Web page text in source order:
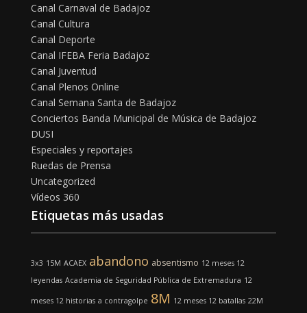
Canal Carnaval de Badajoz
Canal Cultura
Canal Deporte
Canal IFEBA Feria Badajoz
Canal Juventud
Canal Plenos Online
Canal Semana Santa de Badajoz
Conciertos Banda Municipal de Música de Badajoz
DUSI
Especiales y reportajes
Ruedas de Prensa
Uncategorized
Vídeos 360
Etiquetas más usadas
3x3 15M ACAEX abandono absentismo 12 meses 12
leyendas Academia de Seguridad Pública de Extremadura 12
meses 12 historias a contragolpe 8M 12 meses 12 batallas 22M